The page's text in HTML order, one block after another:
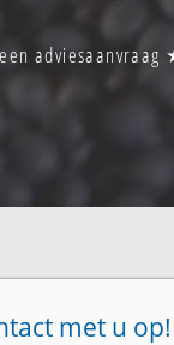
adviesaanvraag
met u op!